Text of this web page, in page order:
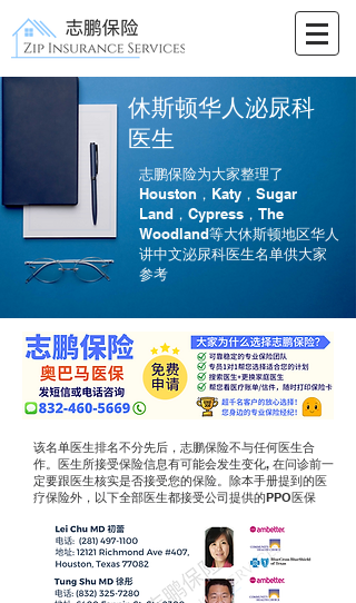
休斯顿华人泌尿科
医生
志鹏保险为大家整理了
Houston，Katy，Sugar
Land，Cypress，The
Woodland等大休斯顿地区华人
讲中文泌尿科医生名单供大家
参考
该名单医生排名不分先后，志鹏保险不与任何医生合
作。医生所接受保险信息有可能会发生变化, 在问诊前一
定要跟医生核实是否接受您的保险。除本手册提到的医
疗保险外，以下全部医生都接受公司提供的PPO医保